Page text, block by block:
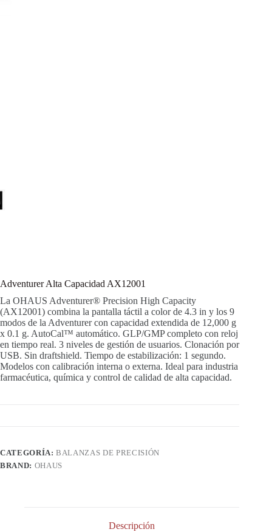
Adventurer Alta Capacidad AX12001
La OHAUS Adventurer® Precision High Capacity
(AX12001) combina la pantalla táctil a color de 4.3 in y los 9
modos de la Adventurer con capacidad extendida de 12,000 g
x 0.1 g. AutoCal™ automático. GLP/GMP completo con reloj
en tiempo real. 3 niveles de gestión de usuarios. Clonación por
USB. Sin draftshield. Tiempo de estabilización: 1 segundo.
Modelos con calibración interna o externa. Ideal para industria
farmacéutica, química y control de calidad de alta capacidad.
CATEGORÍA:BALANZAS DE PRECISIÓN
BRAND: OHAUS
Descripción